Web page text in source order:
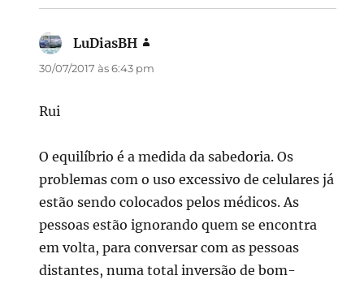
LuDiasBH
30/07/2017 às 6:43 pm
Rui
O equilíbrio é a medida da sabedoria. Os
problemas com o uso excessivo de celulares já
estão sendo colocados pelos médicos. As
pessoas estão ignorando quem se encontra
em volta, para conversar com as pessoas
distantes, numa total inversão de bom-